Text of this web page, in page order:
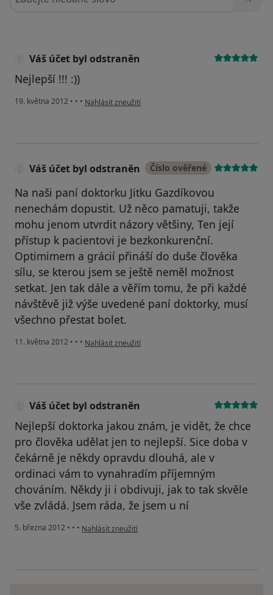
Váš účet byl odstraněn
Nejlepší !!! :))
19. května 2012 • • • podle názoru uživatele Váš účet byl odstraněn
Nahlásit zneužití
Váš účet byl odstraněn Číslo ověřené
Na naši paní doktorku Jitku Gazdíkovou
nenechám dopustit. Už něco pamatuji, takže
mohu jenom utvrdit názory většiny, Ten její
přístup k pacientovi je bezkonkurenční.
Optimimem a grácií přináší do duše člověka
sílu, se kterou jsem se ještě neměl možnost
setkat. Jen tak dále a věřím tomu, že při každé
návštěvě již výše uvedené paní doktorky, musí
všechno přestat bolet.
11. května 2012 • • • podle názoru uživatele Váš účet byl odstraněn
Nahlásit zneužití
Váš účet byl odstraněn
Nejlepší doktorka jakou znám, je vidět, že chce
pro člověka udělat jen to nejlepší. Sice doba v
čekárně je někdy opravdu dlouhá, ale v
ordinaci vám to vynahradím příjemným
chováním. Někdy ji i obdivuji, jak to tak skvěle
vše zvládá. Jsem ráda, že jsem u ní
5. března 2012 • • • podle názoru uživatele Váš účet byl odstraněn
Nahlásit zneužití